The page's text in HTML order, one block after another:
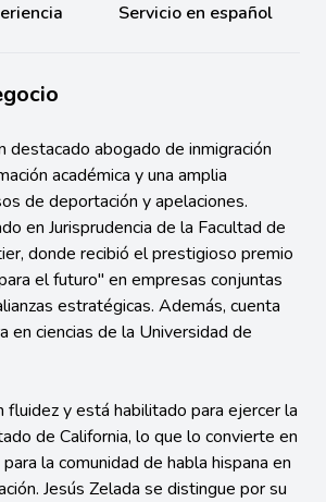
Servicio en español
destacado abogado de inmigración
académica y una amplia
de deportación y apelaciones.
en Jurisprudencia de la Facultad de
donde recibió el prestigioso premio
el futuro" en empresas conjuntas
estratégicas. Además, cuenta
en ciencias de la Universidad de
fluidez y está habilitado para ejercer la
de California, lo que lo convierte en
la comunidad de habla hispana en
Jesús Zelada se distingue por su